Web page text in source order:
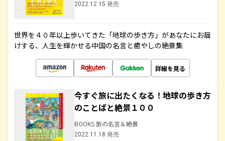
2022.12.15 発売
世界を４０年以上歩いてきた「地球の歩き方」があなたにお届
けする、人生を輝かせる中国の名言と癒やしの絶景集
詳細を見る
今すぐ旅に出たくなる！地球の歩き方
のことばと絶景１００
BOOKS 旅の名言＆絶景
2022.11.18 発売